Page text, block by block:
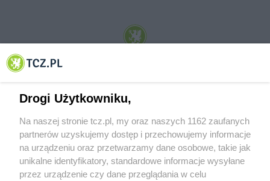
© 2001-2026 Tczew - TCZ.PL Sp. z o.o. Internetowy Serwis Informacyjny Miasta
Drogi Użytkowniku,
Na naszej stronie tcz.pl, my oraz naszych 1162 zaufanych
partnerów uzyskujemy dostęp i przechowujemy informacje
na urządzeniu oraz przetwarzamy dane osobowe, takie jak
unikalne identyfikatory, standardowe informacje wysyłane
przez urządzenie czy dane przeglądania w celu